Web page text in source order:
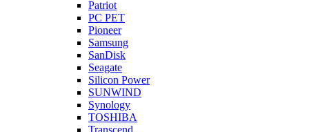
Patriot
PC PET
Pioneer
Samsung
SanDisk
Seagate
Silicon Power
SUNWIND
Synology
TOSHIBA